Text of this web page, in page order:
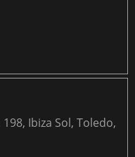
Ibiza Sol, Toledo,